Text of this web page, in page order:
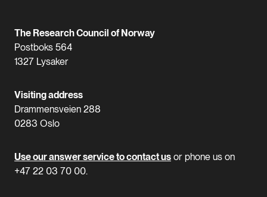
The Research Council of Norway
Postboks 564
1327 Lysaker
Visiting address
Drammensveien 288
0283 Oslo
Use our answer service to contact us or phone us on
+47 22 03 70 00.